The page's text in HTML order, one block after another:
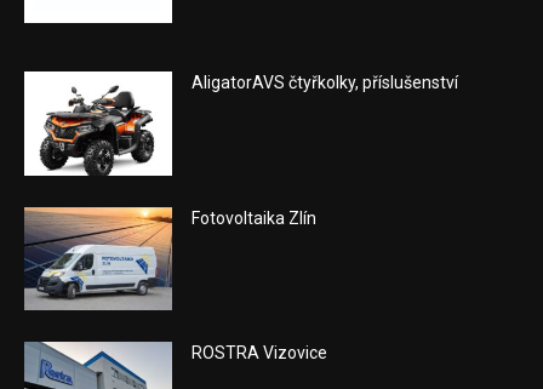
AligatorAVS čtyřkolky, příslušenství
Fotovoltaika Zlín
ROSTRA Vizovice